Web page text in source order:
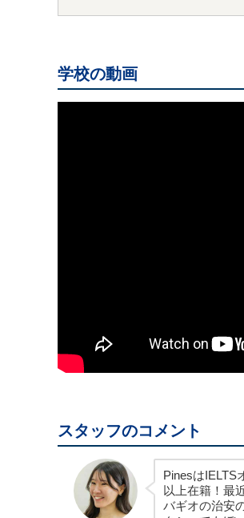
学校の動画
スタッフのコメント
PinesはIELTS
以上在籍！最
バギオの治安